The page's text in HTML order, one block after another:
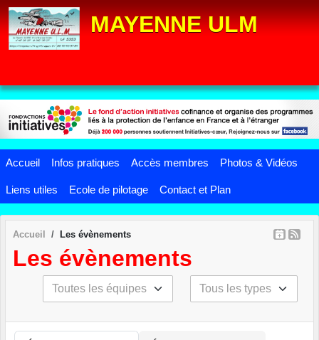
MAYENNE ULM
Accueil Infos pratiques Accès membres Photos & Vidéos
Liens utiles Ecole de pilotage Contact et Plan
Accueil Les évènements
Les évènements
Panneau de gestion des cookies